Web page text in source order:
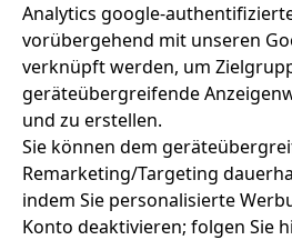
Analytics google-
vorübergehend mit unseren
verknüpft werden, um
geräteübergreifende
und zu erstellen.
Sie können dem
Remarketing/Targeting
indem Sie personalisierte
Konto deaktivieren; folgen Sie